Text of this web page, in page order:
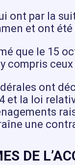
ont par la
et ont été
que le 15
compris
ont
et la loi
une
DE